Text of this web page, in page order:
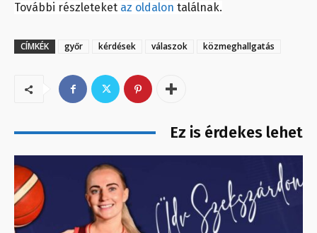
További részleteket az oldalon találnak.
CÍMKÉK győr kérdések válaszok közmeghallgatás
Ez is érdekes lehet